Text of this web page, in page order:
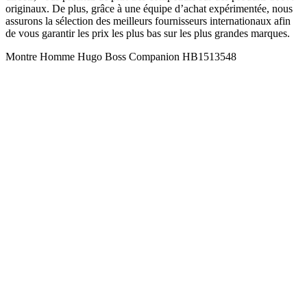
originaux. De plus, grâce à une équipe d’achat expérimentée, nous
assurons la sélection des meilleurs fournisseurs internationaux afin
de vous garantir les prix les plus bas sur les plus grandes marques.
Montre Homme Hugo Boss Companion HB1513548